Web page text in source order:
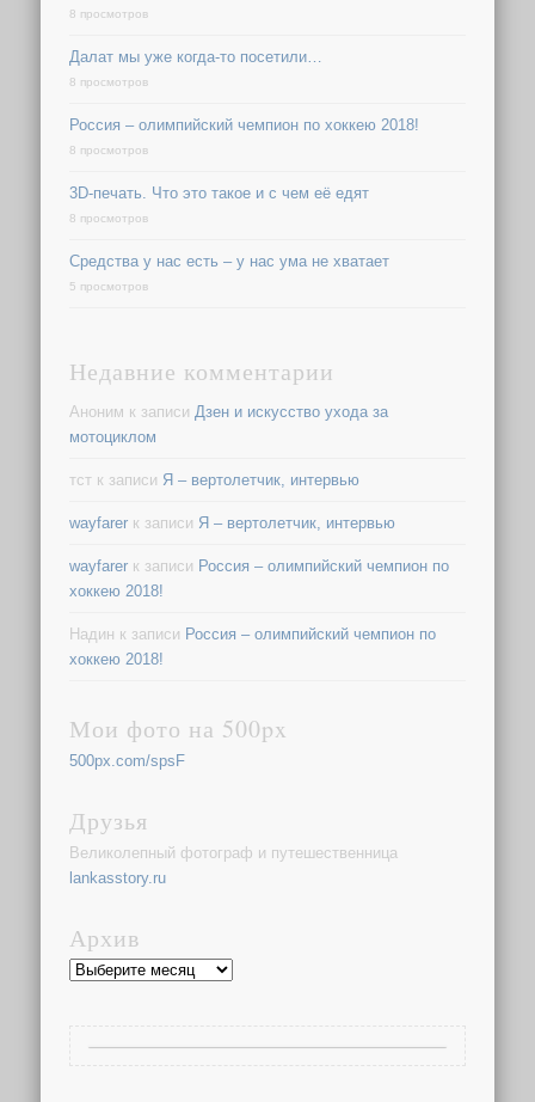
8 просмотров
Далат мы уже когда-то посетили…
8 просмотров
Россия – олимпийский чемпион по хоккею 2018!
8 просмотров
3D-печать. Что это такое и с чем её едят
8 просмотров
Средства у нас есть – у нас ума не хватает
5 просмотров
Недавние комментарии
Аноним к записи Дзен и искусство ухода за
мотоциклом
тст к записи Я – вертолетчик, интервью
wayfarer к записи Я – вертолетчик, интервью
wayfarer к записи Россия – олимпийский чемпион по
хоккею 2018!
Надин к записи Россия – олимпийский чемпион по
хоккею 2018!
Мои фото на 500px
500px.com/spsF
Друзья
Великолепный фотограф и путешественница
lankasstory.ru
Архив
Архив